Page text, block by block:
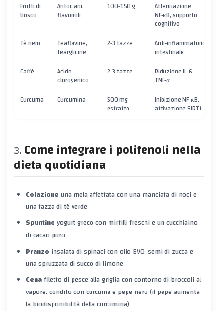
Frutti di
bosco
Antociani,
flavonoli
100‑150 g Attenuazione
NF‑κB, supporto
cognitivo
Tè nero
Teaflavine,
tearglicine
2‑3 tazze Anti‑infiammatorio
intestinale
Caffè
Acido
clorogenico
2‑3 tazze Riduzione IL‑6,
TNF‑α
Curcuma
Curcumina 500 mg
estratto
Inibizione NF‑κB,
attivazione SIRT1
Come integrare i polifenoli nella
dieta quotidiana
Colazioneuna mela affettata con una manciata di noci e
una tazza di tè verde
Spuntinoyogurt greco con mirtilli freschi e un cucchiaino
di cacao puro
Pranzo insalata di spinaci con olio EVO, semi di zucca e
una spruzzata di succo di limone
Cenafiletto di pesce alla griglia con contorno di broccoli al
vapore, condito con curcuma e pepe nero (il pepe aumenta
la biodisponibilità della curcumina)